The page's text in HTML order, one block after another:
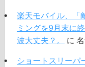
楽天モバイル、「
ミングを9月末に
波大丈夫？。
に
ショートスリーパ